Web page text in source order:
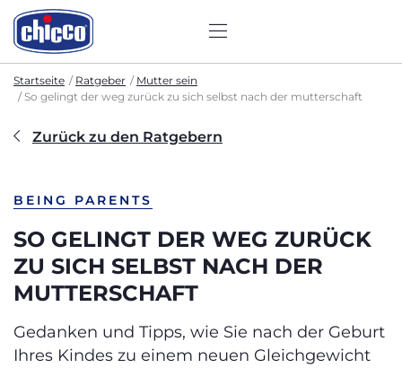
Startseite Ratgeber
Mutter sein
So gelingt der weg zurück zu sich selbst nach der mutterschaft
Zurück zu den Ratgebern
BEING PARENTS
SO GELINGT DER WEG ZURÜCK
ZU SICH SELBST NACH DER
MUTTERSCHAFT
Gedanken und Tipps, wie Sie nach der Geburt
Ihres Kindes zu einem neuen Gleichgewicht